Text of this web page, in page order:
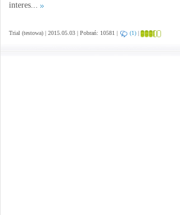
interes...
Trial (testowa) | 2015.05.03 | Pobrań: 10581 | (1) |